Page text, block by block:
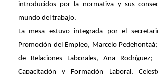
introducidos por la normativa y sus
mundo del trabajo.
La mesa estuvo integrada por el
Promoción del Empleo, Marcelo
de Relaciones Laborales, Ana
Capacitación y Formación Laboral,